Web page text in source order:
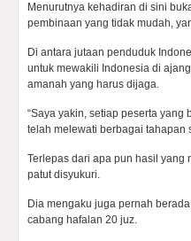
Menurutnya kehadiran di sini
pembinaan yang tidak mudah,
Di antara jutaan penduduk
untuk mewakili Indonesia di
amanah yang harus dijaga.
“Saya yakin, setiap peserta
telah melewati berbagai tahapan
Terlepas dari apa pun hasil yang
patut disyukuri.
Dia mengaku juga pernah
cabang hafalan 20 juz.